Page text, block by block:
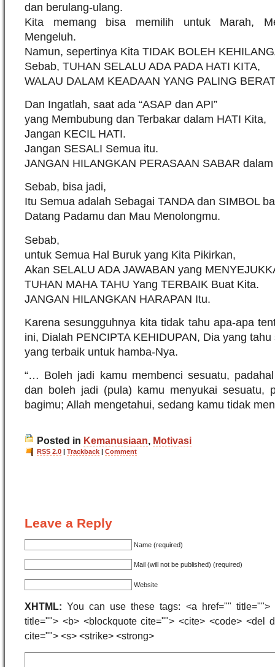
dan berulang-ulang.
Kita memang bisa memilih untuk Marah,
Mengeluh.
Namun, sepertinya Kita TIDAK BOLEH
Sebab, TUHAN SELALU ADA PADA HATI KITA,
WALAU DALAM KEADAAN YANG PALING
Dan Ingatlah, saat ada “ASAP dan API”
yang Membubung dan Terbakar dalam HATI Kita,
Jangan KECIL HATI.
Jangan SESALI Semua itu.
JANGAN HILANGKAN PERASAAN SABAR
Sebab, bisa jadi,
Itu Semua adalah Sebagai TANDA dan SIMBOL
Datang Padamu dan Mau Menolongmu.
Sebab,
untuk Semua Hal Buruk yang Kita Pikirkan,
Akan SELALU ADA JAWABAN yang
TUHAN MAHA TAHU Yang TERBAIK Buat Kita.
JANGAN HILANGKAN HARAPAN Itu.
Karena sesungguhnya kita tidak tahu apa-apa
ini, Dialah PENCIPTA KEHIDUPAN, Dia yang
yang terbaik untuk hamba-Nya.
“… Boleh jadi kamu membenci sesuatu,
dan boleh jadi (pula) kamu menyukai sesuatu,
bagimu; Allah mengetahui, sedang kamu tidak
Posted in Kemanusiaan, Motivasi
RSS 2.0 | Trackback | Comment
Leave a Reply
Name (required)
Mail (will not be published) (required)
Website
XHTML: You can use these tags: <a href="" title="">
title=""> <b> <blockquote cite=""> <cite> <code> <del
cite=""> <s> <strike> <strong>